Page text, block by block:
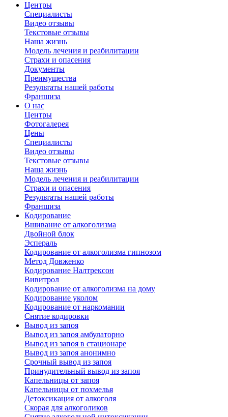
Центры
Специалисты
Видео отзывы
Текстовые отзывы
Наша жизнь
Модель лечения и реабилитации
Страхи и опасения
Документы
Преимущества
Результаты нашей работы
Франшиза
О нас
Центры
Фотогалерея
Цены
Специалисты
Видео отзывы
Текстовые отзывы
Наша жизнь
Модель лечения и реабилитации
Страхи и опасения
Результаты нашей работы
Франшиза
Кодирование
Вшивание от алкоголизма
Двойной блок
Эспераль
Кодирование от алкоголизма гипнозом
Метод Довженко
Кодирование Налтрексон
Вивитрол
Кодирование от алкоголизма на дому
Кодирование уколом
Кодирование от наркомании
Снятие кодировки
Вывод из запоя
Вывод из запоя амбулаторно
Вывод из запоя в стационаре
Вывод из запоя анонимно
Срочный вывод из запоя
Принудительный вывод из запоя
Капельницы от запоя
Капельницы от похмелья
Детоксикация от алкоголя
Скорая для алкоголиков